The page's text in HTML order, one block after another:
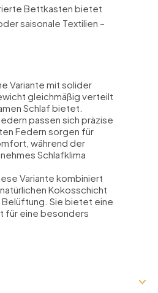
Bettkasten bietet
saisonale Textilien –
Variante mit solider
gleichmäßig verteilt
Schlaf bietet.
passen sich präzise
Federn sorgen für
während der
Schlafklima
Variante kombiniert
Kokosschicht
Sie bietet eine
für eine besonders